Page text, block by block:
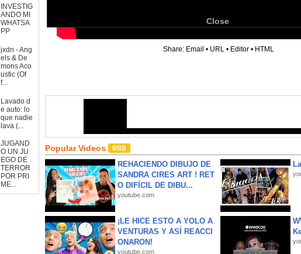
INVESTIG
ANDO MI
WHATSA
PP
jxdn - Ang
els & De
mons Aco
ustic (Of
f...
Lavado d
e auto: lo
que nadie
lava (...
JUGAND
O UN JU
EGO DE
TERROR
POR PRI
ME...
Close
Share: Email • URL • Editor • HTML
Popular Videos
REHACIENDO DIBUJO DE
SANDRA CIRES ART ! RET
O DIFÍCIL DE DIBU...
youtube.com
¡LE HICE ESTO A YOLO A
VENTURAS Y ASÍ REACCI
ONARON!
youtube.com